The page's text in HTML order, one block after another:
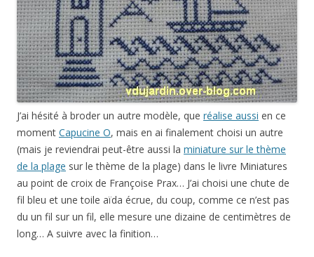
J’ai hésité à broder un autre modèle, que réalise aussi en ce
moment Capucine O, mais en ai finalement choisi un autre
(mais je reviendrai peut-être aussi la miniature sur le thème
de la plage sur le thème de la plage) dans le livre Miniatures
au point de croix de Françoise Prax… J’ai choisi une chute de
fil bleu et une toile aïda écrue, du coup, comme ce n’est pas
du un fil sur un fil, elle mesure une dizaine de centimètres de
long… A suivre avec la finition…